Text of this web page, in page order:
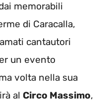
memorabili
di Caracalla,
cantautori
un evento
volta nella sua
al Circo Massimo,